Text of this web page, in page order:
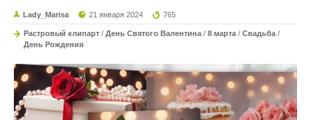
Lady_Marisa 21 января 2024 765
Растровый клипарт / День Святого Валентина / 8 марта / Свадьба /
День Рождения